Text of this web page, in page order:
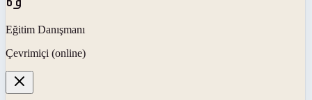
Eğitim Danışmanı
Çevrimiçi (online)